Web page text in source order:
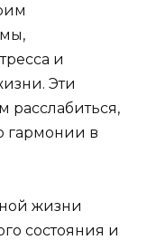
и
Эти
расслабиться,
гармонии в
жизни
состояния и